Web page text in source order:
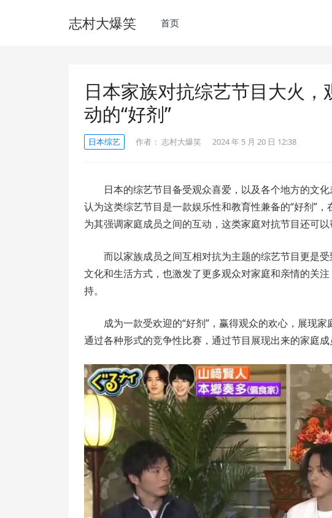
志村大爆笑 首页
日本家族对抗综艺节目大火
动的“好剂”
日本综艺 作者： 志村大爆笑 2024 年 5 月 20 日 12:38
日本的综艺节目备受观众喜爱，以及各个地方的文
认为这类综艺节目是一款娱乐性和教育性兼备的“好剂”
为其强调家庭成员之间的互动，这类家庭对抗节目还可
而以家族成员之间互相对抗为主题的综艺节目更是
文化和生活方式，也激发了更多观众对家庭和亲情的关
持。
成为一款受欢迎的“好剂”，赢得观众的欢心，展现
通过各种形式的竞争性比赛，通过节目展现出来的家庭成